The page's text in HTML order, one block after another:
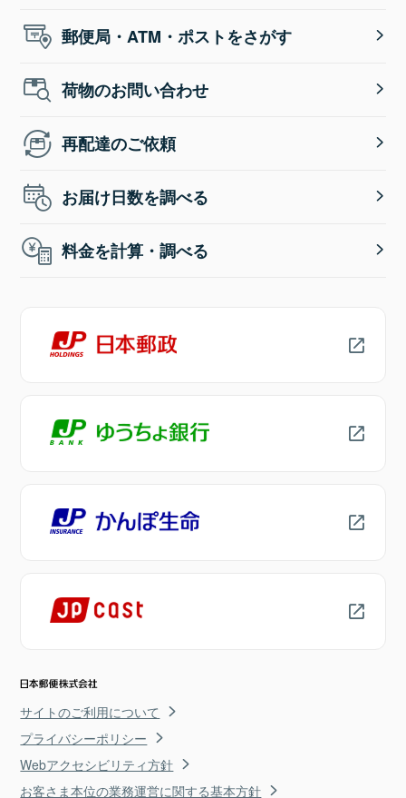
郵便局・ATM・ポストをさがす
荷物のお問い合わせ
再配達のご依頼
お届け日数を調べる
料金を計算・調べる
サイトのご利用について
プライバシーポリシー
Webアクセシビリティ方針
お客さま本位の業務運営に関する基本方針